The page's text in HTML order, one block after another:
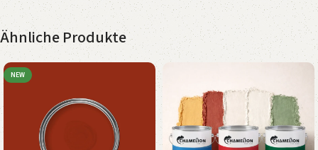
Ähnliche Produkte
NEW